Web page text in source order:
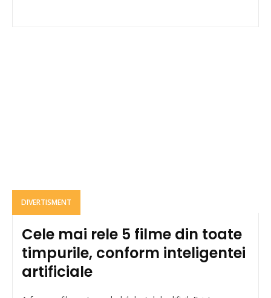
DIVERTISMENT
Cele mai rele 5 filme din toate
timpurile, conform inteligentei
artificiale